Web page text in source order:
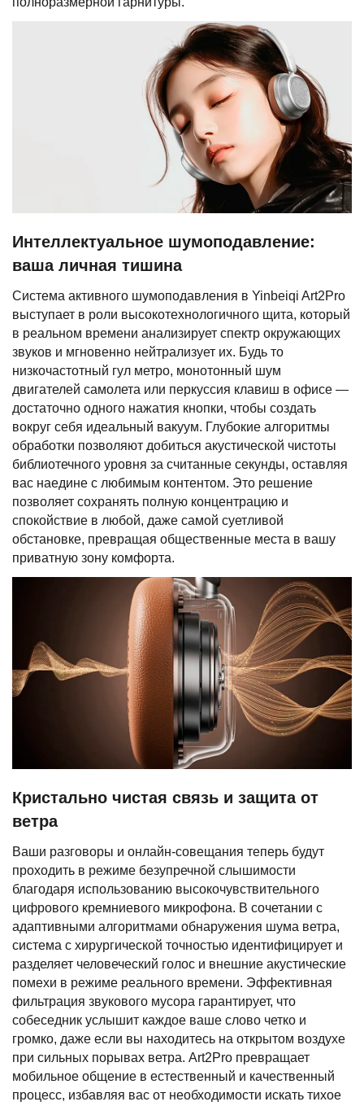
Интеллектуальное шумоподавление:
ваша личная тишина
Система активного шумоподавления в Yinbeiqi Art2Pro
выступает в роли высокотехнологичного щита, который
в реальном времени анализирует спектр окружающих
звуков и мгновенно нейтрализует их. Будь то
низкочастотный гул метро, монотонный шум
двигателей самолета или перкуссия клавиш в офисе —
достаточно одного нажатия кнопки, чтобы создать
вокруг себя идеальный вакуум. Глубокие алгоритмы
обработки позволяют добиться акустической чистоты
библиотечного уровня за считанные секунды, оставляя
вас наедине с любимым контентом. Это решение
позволяет сохранять полную концентрацию и
спокойствие в любой, даже самой суетливой
обстановке, превращая общественные места в вашу
приватную зону комфорта.
Кристально чистая связь и защита от
ветра
Ваши разговоры и онлайн-совещания теперь будут
проходить в режиме безупречной слышимости
благодаря использованию высокочувствительного
цифрового кремниевого микрофона. В сочетании с
адаптивными алгоритмами обнаружения шума ветра,
система с хирургической точностью идентифицирует и
разделяет человеческий голос и внешние акустические
помехи в режиме реального времени. Эффективная
фильтрация звукового мусора гарантирует, что
собеседник услышит каждое ваше слово четко и
громко, даже если вы находитесь на открытом воздухе
при сильных порывах ветра. Art2Pro превращает
мобильное общение в естественный и качественный
процесс, избавляя вас от необходимости искать тихое